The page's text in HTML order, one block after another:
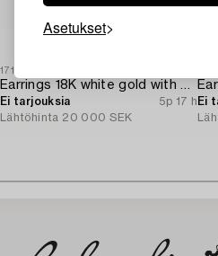
Asetukset
1717869
Earrings 18K white gold with opals and octagon-cut diamonds.
Ei tarjouksia
5p 17 h
Lähtöhinta 20 000 SEK
Ei